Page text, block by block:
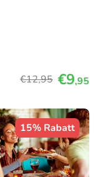
€12,95 €9,95
15% Rabatt